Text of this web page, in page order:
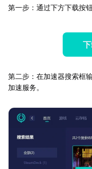
第一步：通过下方下载按
第二步：在加速器搜索框
加速服务。